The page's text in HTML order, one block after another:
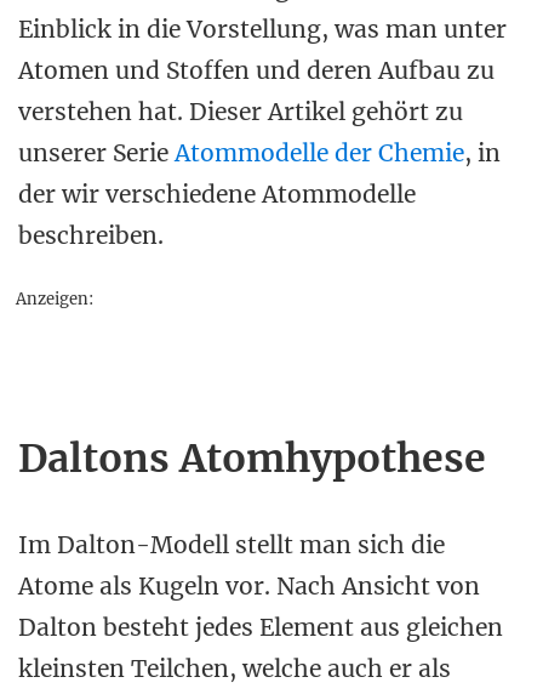
Einblick in die Vorstellung, was man unter
Atomen und Stoffen und deren Aufbau zu
verstehen hat. Dieser Artikel gehört zu
unserer SerieAtommodelle der Chemie, in
der wir verschiedene Atommodelle
beschreiben.
Anzeigen:
Daltons Atomhypothese
Im Dalton-Modell stellt man sich die
Atome als Kugeln vor. Nach Ansicht von
Dalton besteht jedes Element aus gleichen
kleinsten Teilchen, welche auch er als